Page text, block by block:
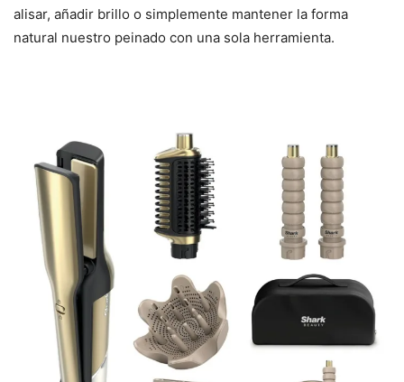
alisar, añadir brillo o simplemente mantener la forma
natural nuestro peinado con una sola herramienta.